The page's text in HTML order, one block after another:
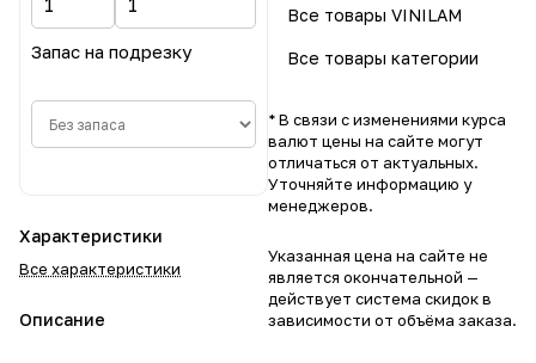
Запас на подрезку
Характеристики
Все характеристики
Описание
Все товары VINILAM
Все товары категории
* В связи с изменениями курса
валют цены на сайте могут
отличаться от актуальных.
Уточняйте информацию у
менеджеров.
Указанная цена на сайте не
является окончательной —
действует система скидок в
зависимости от объёма заказа.